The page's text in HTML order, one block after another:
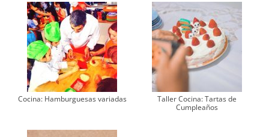
Cocina: Hamburguesas variadas
Taller Cocina: Tartas de
Cumpleaños